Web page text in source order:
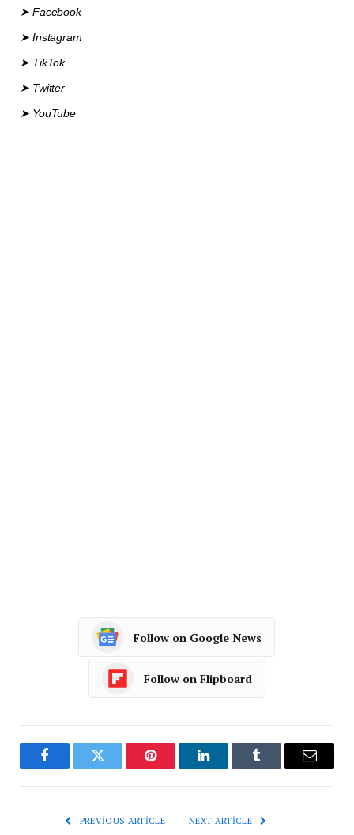
➤ Facebook
➤ Instagram
➤ TikTok
➤ Twitter
➤ YouTube
Follow on Google News
Follow on Flipboard
FacebookTwitter Pinterest LinkedInTumblr Email
PREVIOUS ARTICLE NEXT ARTICLE